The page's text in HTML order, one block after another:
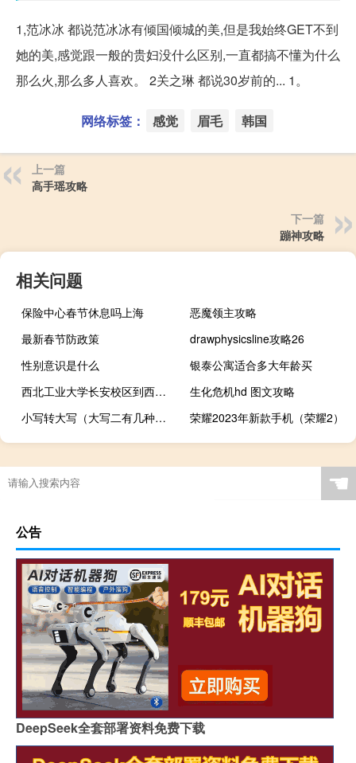
1,范冰冰 都说范冰冰有倾国倾城的美,但是我始终GET不到
她的美,感觉跟一般的贵妇没什么区别,一直都搞不懂为什么
那么火,那么多人喜欢。 2关之琳 都说30岁前的... 1。
网络标签： 感觉 眉毛 韩国
上一篇
高手瑶攻略
下一篇
蹦神攻略
相关问题
保险中心春节休息吗上海
恶魔领主攻略
最新春节防政策
drawphysicsline攻略26
性别意识是什么
银泰公寓适合多大年龄买
西北工业大学长安校区到西安火车站站要多少时间
生化危机hd 图文攻略
小写转大写（大写二有几种写法）
荣耀2023年新款手机（荣耀2）
☚
公告
DeepSeek全套部署资料免费下载